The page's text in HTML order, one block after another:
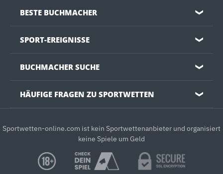
BESTE BUCHMACHER ❯
SPORT-EREIGNISSE ❯
BUCHMACHER SUCHE ❯
HÄUFIGE FRAGEN ZU SPORTWETTEN ❯
Sportwetten-online.com ist kein Sportwettenanbieter und organisiert
keine Spiele um Geld